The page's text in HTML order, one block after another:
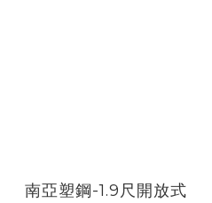
南亞塑鋼-1.9尺開放式